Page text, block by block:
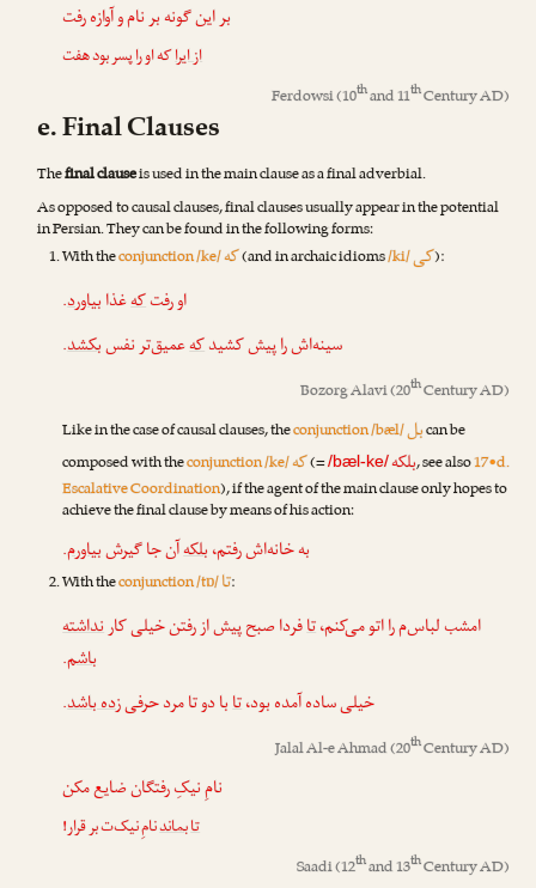
بر این گونه بر نام و آوازه رفت
از ایراکه او را پسر بود هفت
Ferdowsi(10thand 11thCentury AD)
e. Final Clauses
Thefinal clauseis used in the main clause as a final adverbial.
As opposed to causal clauses, final clauses usually appear in the potential
in Persian. They can be found in the following forms:
With theconjunction /ke/که(and in archaic idioms/ki/کی):
او رفتکهغذابیاورد.
سینه‌اش را پیش کشیدکهعمیق‌تر نفسبکشد.
Bozorg Alavi(20thCentury AD)
Like in the case of causal clauses, theconjunction /bæl/بلcan be
composed with theconjunction /ke/که(=/bæl-ke/بلکه, see also17•d.
Escalative Coordination), if the agent of the main clause only hopes to
achieve the final clause by means of his action:
به خانه‌اش رفتم،بلکهآن جا گیرشبیاورم.
With theconjunction /tɒ/تا:
امشب لباس‌م را اتو می‌کنم،تافردا صبح پیش از رفتن خیلی کارنداشته
باشم.
خیلی ساده آمده بود،تابا دو تا مرد حرفیزده باشد.
Jalal Al-e Ahmad(20thCentury AD)
نامِ نیکِ رفتگان ضایع مکن
تابماندنامِ نیک‌ت بر قرار!
Saadi(12thand 13thCentury AD)